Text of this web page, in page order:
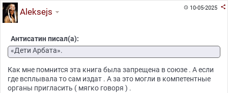
10-05-2025 
Aleksejs
Антисатин писал(а):
«Дети Арбата».
Как мне помнится эта книга была запрещена в союзе . А если
где всплывала то сам издат . А за это могли в компетентные
органы пригласить ( мягко говоря ) .